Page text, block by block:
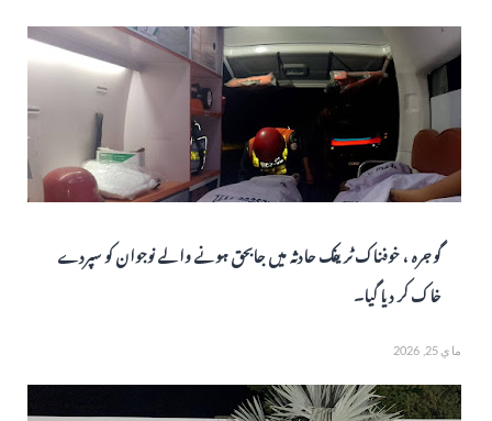
گوجرہ ، خوفناک ٹریفک حادثہ میں جابحق ہونے والے نوجوان کو سپردے
خاک کر دیا گیا۔
ماي 25, 2026